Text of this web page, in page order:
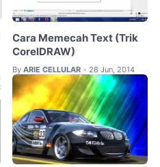
Cara Memecah Text (Trik
CorelDRAW)
By ARIE CELLULAR • 28 Jun, 2014